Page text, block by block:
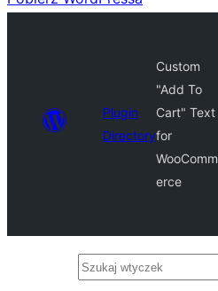
Plugin
Directory
Custom
"Add To
Cart" Text
for
WooComm
erce
Szukaj